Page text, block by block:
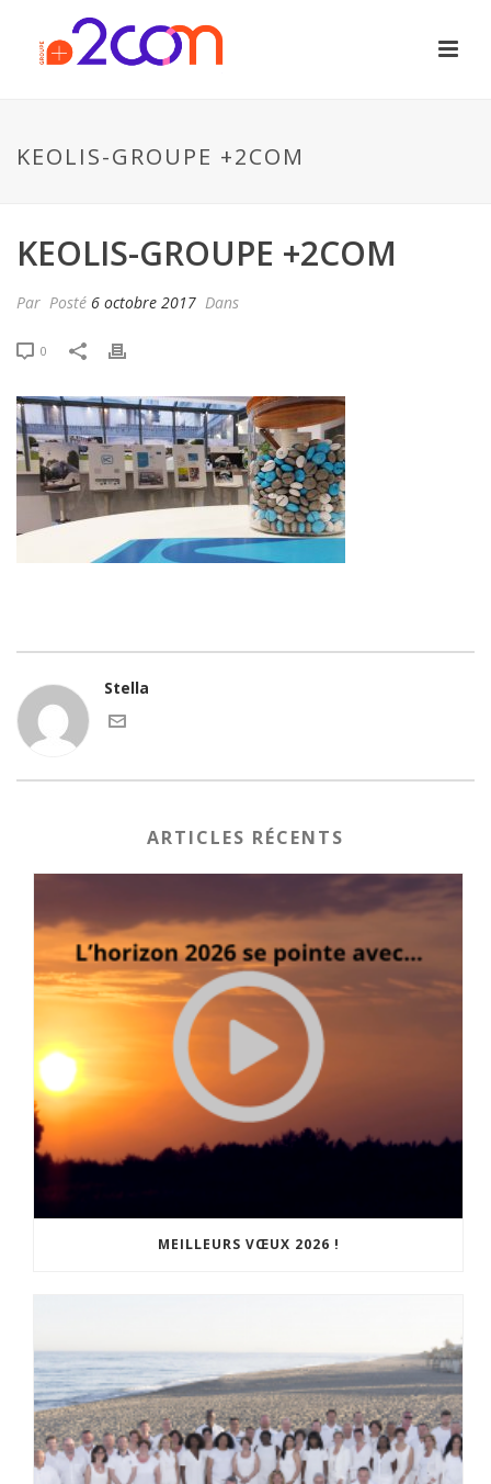
KEOLIS-GROUPE +2COM
KEOLIS-GROUPE +2COM
Par Posté 6 octobre 2017 Dans
0
Stella
ARTICLES RÉCENTS
MEILLEURS VŒUX 2026 !